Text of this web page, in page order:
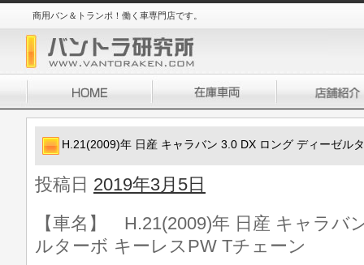
商用バン＆トランポ！働く車専門店です。
H.21(2009)年 日産 キャラバン 3.0 DX ロング ディーゼル
投稿日 2019年3月5日
【車名】 H.21(2009)年 日産 キャラバ
ルターボ キーレスPW Tチェーン